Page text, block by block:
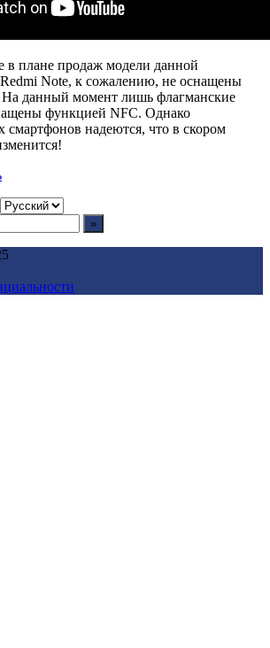
в плане продаж модели данной
Note, к сожалению, не оснащены
На данный момент лишь флагманские
функцией NFC. Однако
надеются, что в скором